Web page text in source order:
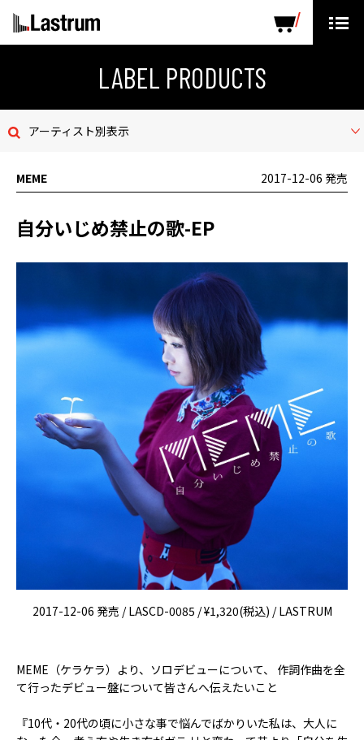
LABEL PRODUCTS
お問い合わせ
デモテープ
ENGLISH PAGE
LABEL PRODUCTS
アーティスト別表示
MEME 2017-12-06 発売
自分いじめ禁止の歌-EP
2017-12-06 発売 / LASCD-0085 / ¥1,320(税込) / LASTRUM
MEME（ケラケラ）より、ソロデビューについて、 作詞作曲を全
て行ったデビュー盤について皆さんへ伝えたいこと
『10代・20代の頃に小さな事で悩んでばかりいた私は、大人に